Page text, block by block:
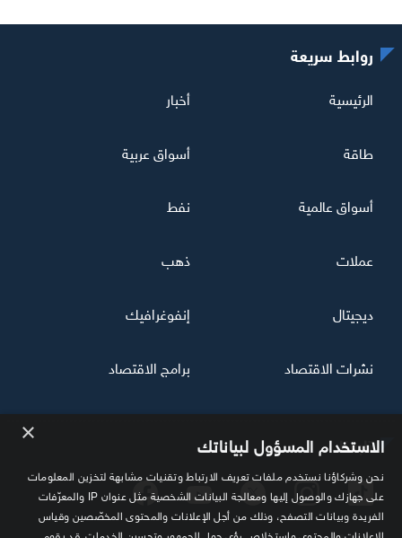
تابعنا
روابط سريعة
الرئيسية أخبار
طاقة أسواق عربية
أسواق عالمية نفط
عملات ذهب
ديجيتال إنفوغرافيك
نشرات الاقتصاد برامج الاقتصاد
× الاستخدام المسؤول لبياناتك
نحن وشركاؤنا نستخدم ملفات تعريف الارتباط وتقنيات مشابهة لتخزين المعلومات
على جهازك والوصول إليها ومعالجة البيانات الشخصية مثل عنوان IP والمعرّفات
الفريدة وبيانات التصفح، وذلك من أجل الإعلانات والمحتوى المخصّصين وقياس
الإعلانات والمحتوى واستخلاص رؤى حول الجمهور وتحسين الخدمات. قد يقوم